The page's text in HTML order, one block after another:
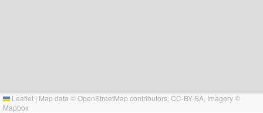
Leaflet | Map data ©OpenStreetMap contributors, CC-BY-SA , Imagery ©
Mapbox